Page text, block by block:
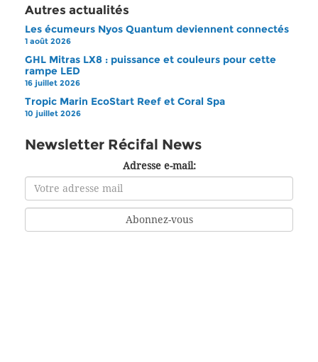
Autres actualités
Les écumeurs Nyos Quantum deviennent connectés
1 août 2026
GHL Mitras LX8 : puissance et couleurs pour cette
rampe LED
16 juillet 2026
Tropic Marin EcoStart Reef et Coral Spa
10 juillet 2026
Newsletter Récifal News
Adresse e-mail: